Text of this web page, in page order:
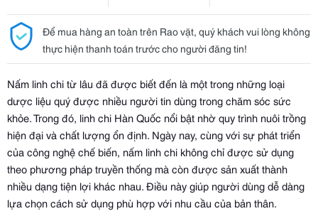
Để mua hàng an toàn trên Rao vặt, quý khách vui lòng không
thực hiện thanh toán trước cho người đăng tin!
Nấm linh chi từ lâu đã được biết đến là một trong những loại
dược liệu quý được nhiều người tin dùng trong chăm sóc sức
khỏe. Trong đó, linh chi Hàn Quốc nổi bật nhờ quy trình nuôi trồng
hiện đại và chất lượng ổn định. Ngày nay, cùng với sự phát triển
của công nghệ chế biến, nấm linh chi không chỉ được sử dụng
theo phương pháp truyền thống mà còn được sản xuất thành
nhiều dạng tiện lợi khác nhau. Điều này giúp người dùng dễ dàng
lựa chọn cách sử dụng phù hợp với nhu cầu của bản thân.